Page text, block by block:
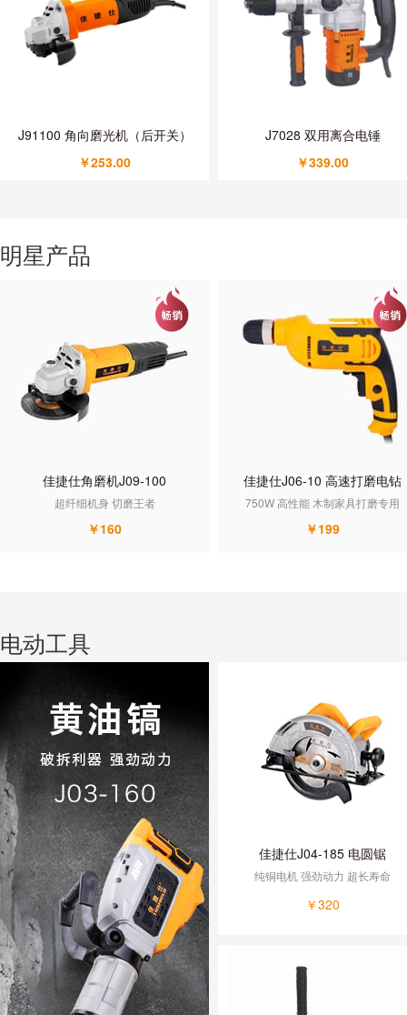
J91100 角向磨光机（后开关）
￥253.00
J7028 双用离合电锤
￥339.00
明星产品
佳捷仕角磨机J09-100
超纤细机身 切磨王者
￥160
佳捷仕J06-10 高速打磨电钻
750W 高性能 木制家具打磨专用
￥199
电动工具
佳捷仕J04-185 电圆锯
纯铜电机 强劲动力 超长寿命
￥320